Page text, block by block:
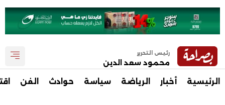
رئيس التحرير
محمود سعد الدين
الرئيسية أخبار الرياضة سياسة حوادث الفن